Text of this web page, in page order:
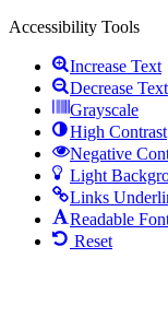
Accessibility Tools
Increase Text
Decrease Text
Grayscale
High Contrast
Negative
Light
Links
Readable
Reset